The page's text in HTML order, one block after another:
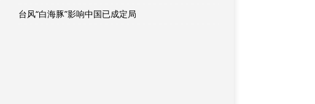
台风“白海豚”影响中国已成定局